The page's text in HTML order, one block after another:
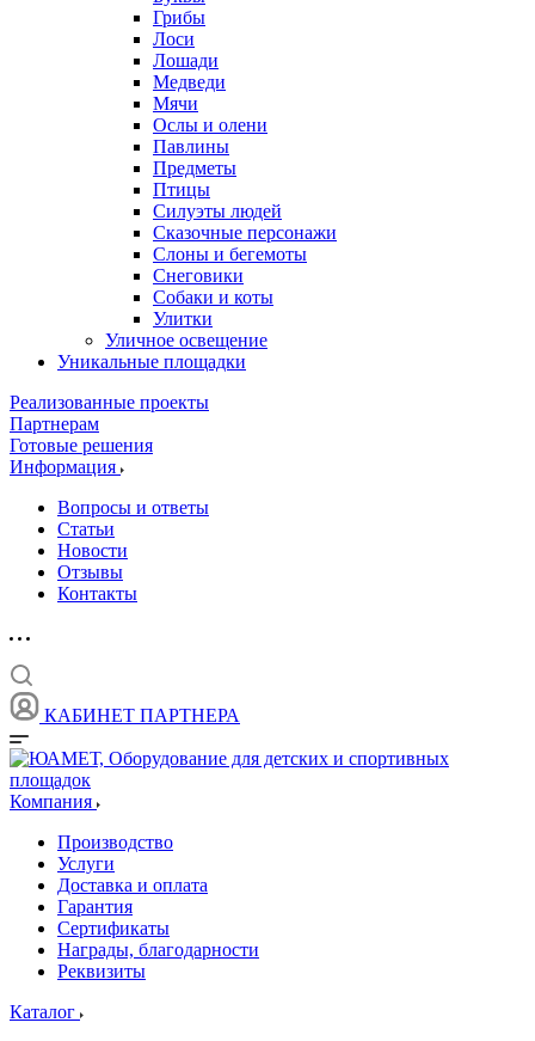
Грибы
Лоси
Лошади
Медведи
Мячи
Ослы и олени
Павлины
Предметы
Птицы
Силуэты людей
Сказочные персонажи
Слоны и бегемоты
Снеговики
Собаки и коты
Улитки
Уличное освещение
Уникальные площадки
Реализованные проекты
Партнерам
Готовые решения
Информация
Вопросы и ответы
Статьи
Новости
Отзывы
Контакты
КАБИНЕТ ПАРТНЕРА
Компания
Производство
Услуги
Доставка и оплата
Гарантия
Сертификаты
Награды, благодарности
Реквизиты
Каталог